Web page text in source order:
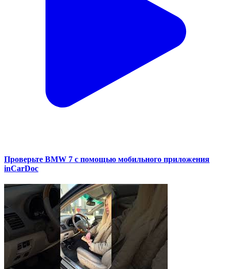
Проверьте BMW 7 с помощью мобильного приложения
inCarDoc